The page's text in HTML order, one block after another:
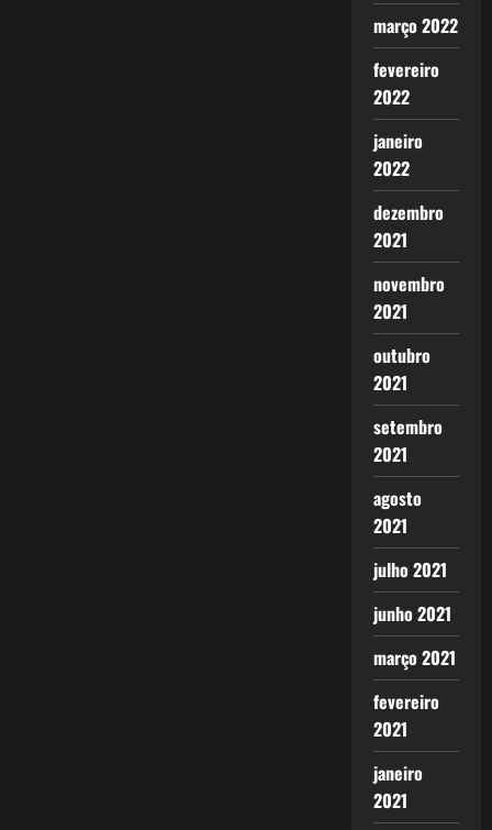
março 2022
fevereiro
2022
janeiro
2022
dezembro
2021
novembro
2021
outubro
2021
setembro
2021
agosto
2021
julho 2021
junho 2021
março 2021
fevereiro
2021
janeiro
2021